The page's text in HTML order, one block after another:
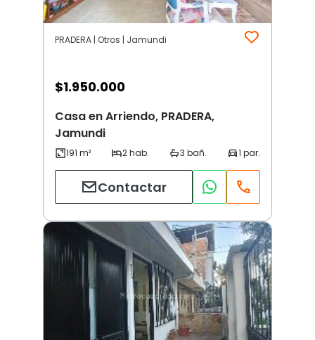
PRADERA | Otros | Jamundi
$1.950.000
Casa en Arriendo, PRADERA,
Jamundi
Contactar